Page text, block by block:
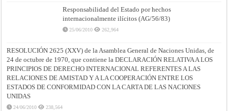
Responsabilidad del Estado por hechos
internacionalmente ilícitos (AG/56/83)
25/06/2010 262,964
RESOLUCIÓN 2625 (XXV) de la Asamblea General de Naciones Unidas, de
24 de octubre de 1970, que contiene la DECLARACIÓN RELATIVA A LOS
PRINCIPIOS DE DERECHO INTERNACIONAL REFERENTES A LAS
RELACIONES DE AMISTAD Y A LA COOPERACIÓN ENTRE LOS
ESTADOS DE CONFORMIDAD CON LA CARTA DE LAS NACIONES
UNIDAS
24/06/2010 238,564